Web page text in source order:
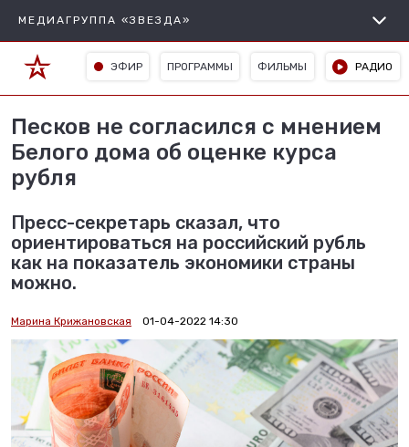
МЕДИАГРУППА «ЗВЕЗДА»
ЭФИР ПРОГРАММЫ ФИЛЬМЫ РАДИО
Песков не согласился с мнением
Белого дома об оценке курса
рубля
Пресс-секретарь сказал, что
ориентироваться на российский рубль
как на показатель экономики страны
можно.
Марина Крижановская 01-04-2022 14:30